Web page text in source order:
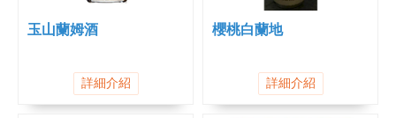
玉山蘭姆酒
詳細介紹
櫻桃白蘭地
詳細介紹